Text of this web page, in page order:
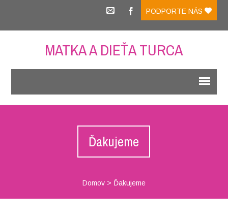
PODPORTE NÁS
MATKA A DIEŤA TURCA
Ďakujeme
Domov> Ďakujeme